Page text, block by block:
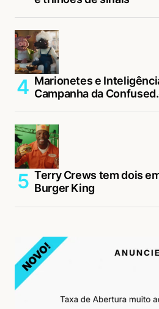
Marionetes e
Campanha da
Terry Crews tem dois
Burger King